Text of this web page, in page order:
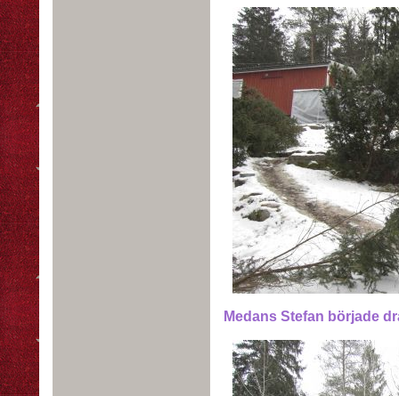
Medans Stefan började